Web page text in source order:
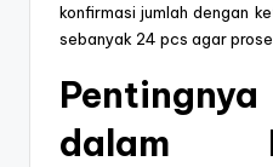
konfirmasi jumlah dengan
sebanyak 24 pcs agar
dalam